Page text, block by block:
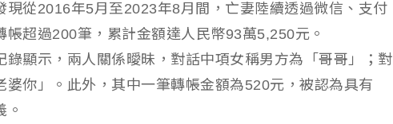
現從2016年5月至2023年8月間，亡妻陸續透過微信、支付
帳超過200筆，累計金額達人民幣93萬5,250元。
錄顯示，兩人關係曖昧，對話中項女稱男方為「哥哥」；對
婆你」。此外，其中一筆轉帳金額為520元，被認為具有
。